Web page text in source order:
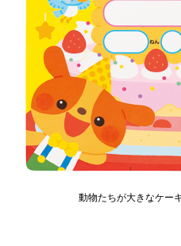
動物たちが大きなケー